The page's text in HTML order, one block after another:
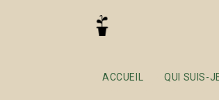
ACCUEIL QUI SUIS-
bienveillance